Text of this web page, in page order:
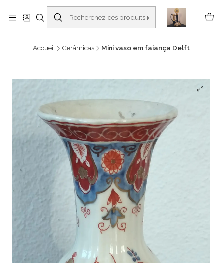
Buscantiguidades - Leilões. Colecionismo e antiguidades em Viana do
Castelo -
En savoir plus
Accueil Cerâmicas Mini vaso em faiança Delft